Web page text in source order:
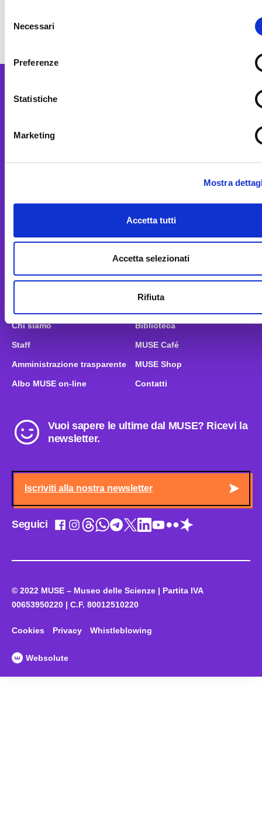
delNecessari
Preferenze
Statistiche
Marketing
Mostra
Accetta tutti
Accetta selezionati
Rifiuta
MUSE
38122 Trento (Italy)
museinfo@muse.it
Chi siamo
Staff
Amministrazione trasparente
Albo MUSE on-line
Biblioteca
MUSE Café
MUSE Shop
Contatti
Vuoi sapere le ultime dal MUSE? Ricevi la
newsletter.
Iscriviti alla nostra newsletter
Seguici
© 2022 MUSE – Museo delle Scienze | Partita IVA
00653950220 | C.F. 80012510220
Cookies Privacy Whistleblowing
Websolute